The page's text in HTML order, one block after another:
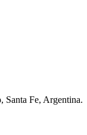
Santa Fe, Argentina.